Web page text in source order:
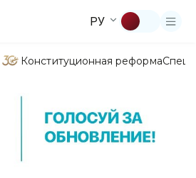
РУ
Конституционная реформа